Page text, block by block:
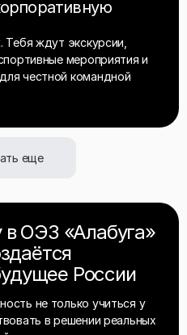
Тебя ждут экскурсии,
мероприятия и
честной командной
еще
в ОЭЗ «Алабуга»
России
не только учиться у
в решении реальных